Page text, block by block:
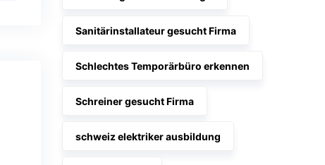
Sanitärinstallateur gesucht Firma
Schlechtes Temporärbüro erkennen
Schreiner gesucht Firma
schweiz elektriker ausbildung